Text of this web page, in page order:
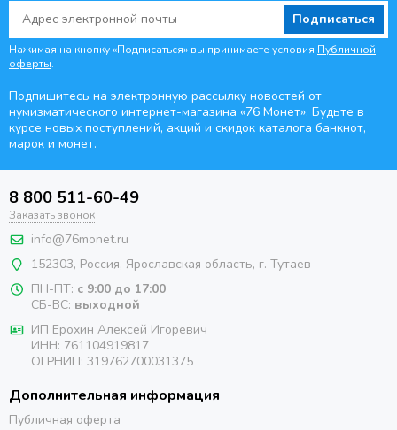
Подписаться
Нажимая на кнопку «Подписаться» вы принимаете условия Публичной
оферты.
Подпишитесь на электронную рассылку новостей от
нумизматического интернет-магазина «76 Монет». Будьте в
курсе новых поступлений, акций и скидок каталога банкнот,
марок и монет.
8 800 511-60-49
Заказать звонок
info@76monet.ru
152303, Россия, Ярославская область, г. Тутаев
ПН-ПТ: с 9:00 до 17:00
СБ-ВС: выходной
ИП Ерохин Алексей Игоревич
ИНН: 761104919817
ОГРНИП: 319762700031375
Дополнительная информация
Публичная оферта